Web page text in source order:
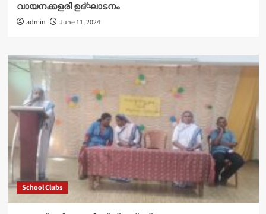
വായനക്കളരി ഉദ്‌ഘാടനം
admin June 11, 2024
School Clubs